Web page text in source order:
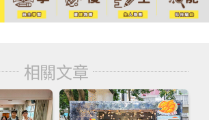
相關文章